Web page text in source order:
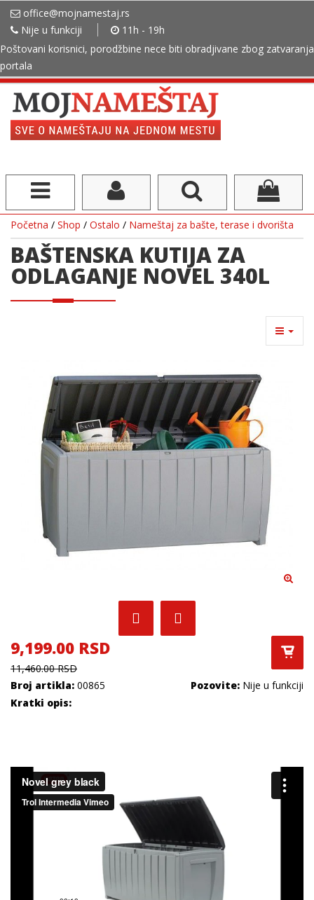
office@mojnamestaj.rs
Nije u funkciji
11h - 19h
Poštovani korisnici, porodžbine nece biti obradjivane zbog zatvaranja
portala
Početna / Shop / Ostalo / Nameštaj za bašte, terase i dvorišta
BAŠTENSKA KUTIJA ZA
ODLAGANJE NOVEL 340L
9,199.00 RSD
11,460.00 RSD
Broj artikla: 00865 Pozovite: Nije u funkciji
Kratki opis: